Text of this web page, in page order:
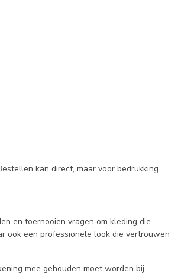
kan direct, maar voor bedrukking
en toernooien vragen om kleding die
ook een professionele look die vertrouwen
mee gehouden moet worden bij